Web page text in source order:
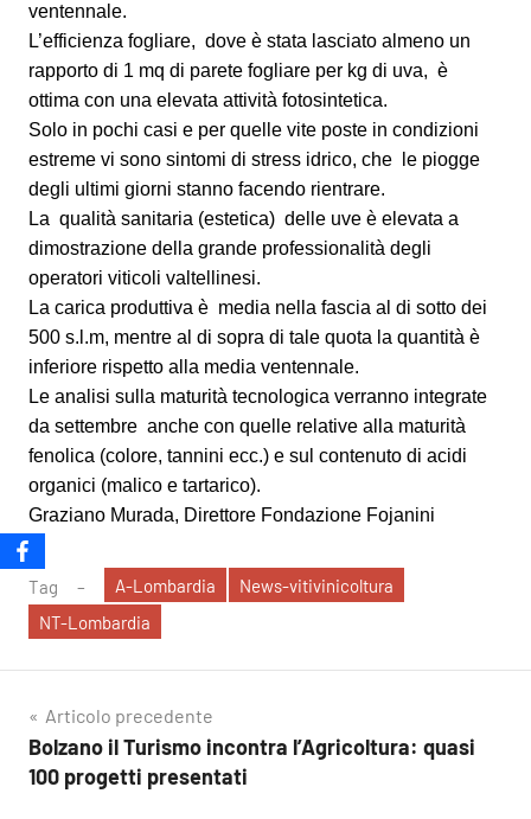
ventennale.
L’efficienza fogliare, dove è stata lasciato almeno un
rapporto di 1 mq di parete fogliare per kg di uva, è
ottima con una elevata attività fotosintetica.
Solo in pochi casi e per quelle vite poste in condizioni
estreme vi sono sintomi di stress idrico, che le piogge
degli ultimi giorni stanno facendo rientrare.
La qualità sanitaria (estetica) delle uve è elevata a
dimostrazione della grande professionalità degli
operatori viticoli valtellinesi.
La carica produttiva è media nella fascia al di sotto dei
500 s.l.m, mentre al di sopra di tale quota la quantità è
inferiore rispetto alla media ventennale.
Le analisi sulla maturità tecnologica verranno integrate
da settembre anche con quelle relative alla maturità
fenolica (colore, tannini ecc.) e sul contenuto di acidi
organici (malico e tartarico).
Graziano Murada, Direttore Fondazione Fojanini
Tag A-Lombardia
News-vitivinicoltura
NT-Lombardia
Navigazione
articoli
Articolo precedente
Bolzano il Turismo incontra l’Agricoltura: quasi
100 progetti presentati